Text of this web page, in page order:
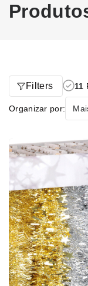
Filters 11
Organizar por: